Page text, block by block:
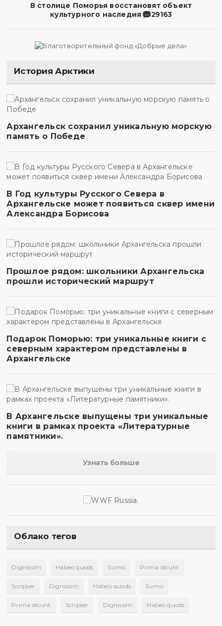
В столице Поморья восстановят объект
культурного наследия
29163
История Арктики
Архангельск сохранил уникальную морскую
память о Победе
В Год культуры Русского Севера в
Архангельске может появиться сквер имени
Александра Борисова
Прошлое рядом: школьники Архангельска
прошли исторический маршрут
Подарок Поморью: три уникальные книги с
северным характером представлены в
Архангельске
В Архангельске выпущены три уникальные
книги в рамках проекта «Литературные
памятники».
Узнать больше
Облако тегов
Dignissim Habeo quods Sumo Prima dicunt
Scripser Dignissim Habeo quods Sumo
Prima dicunt Scripser Dignissim Habeo quods